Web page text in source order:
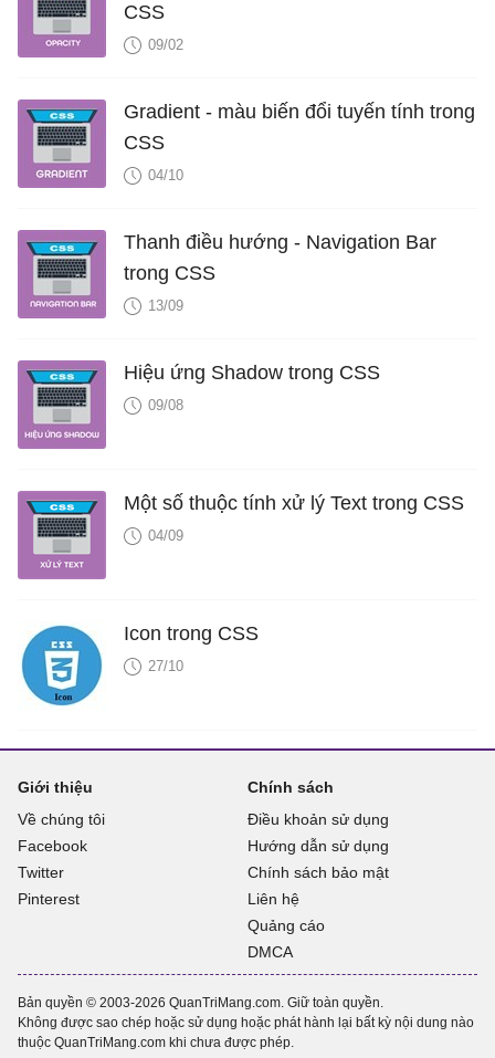
CSS
09/02
Gradient - màu biến đổi tuyến tính trong
CSS
04/10
Thanh điều hướng - Navigation Bar
trong CSS
13/09
Hiệu ứng Shadow trong CSS
09/08
Một số thuộc tính xử lý Text trong CSS
04/09
Icon trong CSS
27/10
Giới thiệu
Về chúng tôi
Facebook
Twitter
Pinterest
Chính sách
Điều khoản sử dụng
Hướng dẫn sử dụng
Chính sách bảo mật
Liên hệ
Quảng cáo
DMCA
Bản quyền © 2003-2026 QuanTriMang.com. Giữ toàn quyền.
Không được sao chép hoặc sử dụng hoặc phát hành lại bất kỳ nội dung nào
thuộc QuanTriMang.com khi chưa được phép.